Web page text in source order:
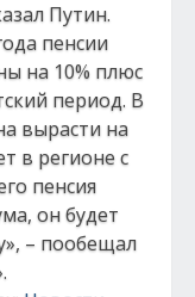
Путин.
пенсии
на 10% плюс
период. В
вырасти на
в регионе с
пенсия
он будет
– пообещал